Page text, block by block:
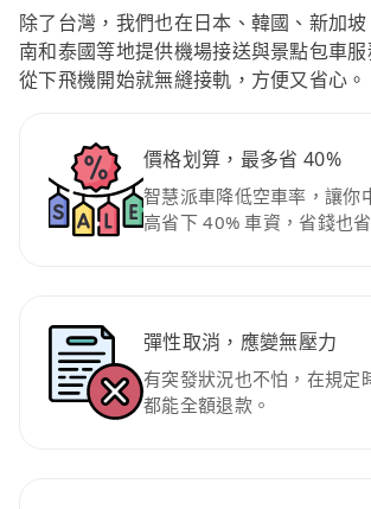
除了台灣，我們也在日本、韓國、新加
南和泰國等地提供機場接送與景點包車
從下飛機開始就無縫接軌，方便又省心。
價格划算，最多省 40%
智慧派車降低空車率，讓你
高省下 40% 車資，省錢也
彈性取消，應變無壓力
有突發狀況也不怕，在規定
都能全額退款。